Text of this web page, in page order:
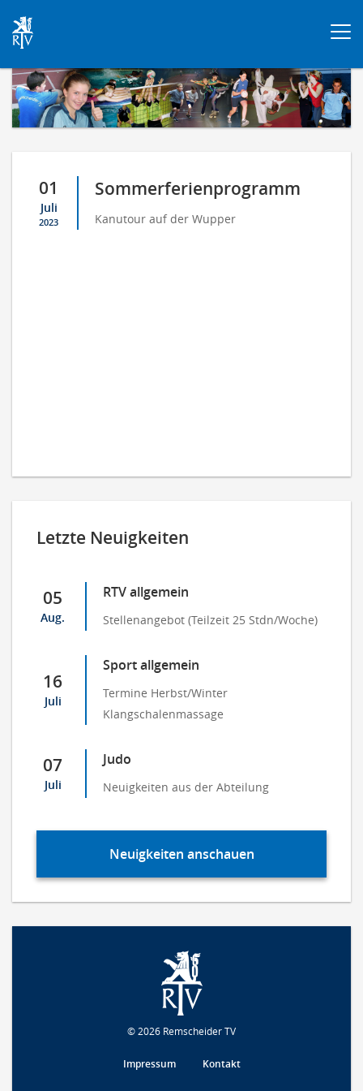
01
Juli
2023
Sommerferienprogramm
Kanutour auf der Wupper
Letzte Neuigkeiten
05
Aug.
RTV allgemein
Stellenangebot (Teilzeit 25 Stdn/Woche)
16
Juli
Sport allgemein
Termine Herbst/Winter
Klangschalenmassage
07
Juli
Judo
Neuigkeiten aus der Abteilung
Neuigkeiten anschauen
© 2026 Remscheider TV
Impressum Kontakt